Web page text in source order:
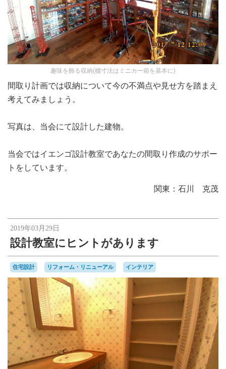
趣味を飾る収納(棚寸法はミニカー箱を基本に)
間取り計画では収納について今の不満点や見せ方を踏まえ
考えてみましょう。
写真は、当会にて設計した建物。
当会ではイエンゴ設計教室であなたの間取り作成のサポー
トをしています。
関東：石川 克茂
2019年03月29日
設計教室にヒントがあります
住宅設計 リフォーム・リニューアル インテリア